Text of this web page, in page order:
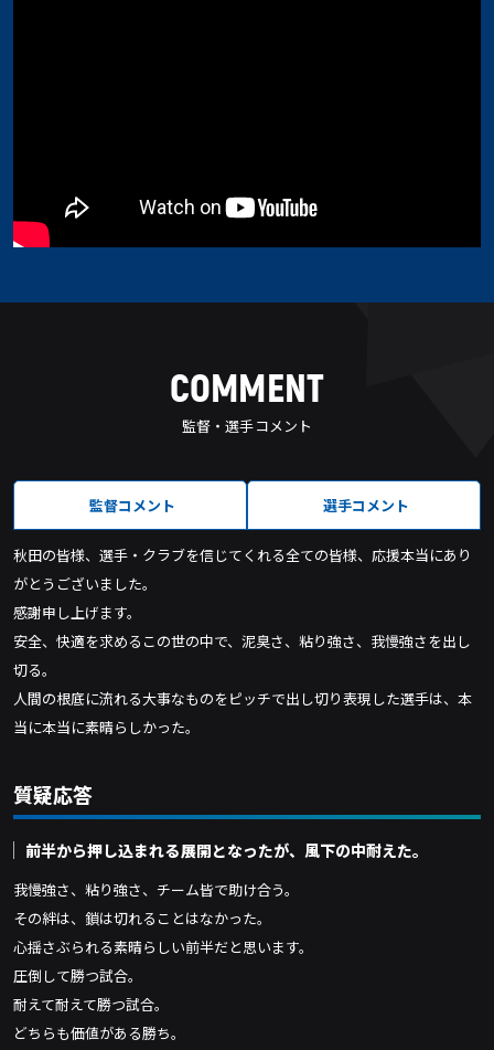
COMMENT
監督・選手コメント
監督コメント 選手コメント
秋田の皆様、選手・クラブを信じてくれる全ての皆様、応援本当にあり
がとうございました。
感謝申し上げます。
安全、快適を求めるこの世の中で、泥臭さ、粘り強さ、我慢強さを出し
切る。
人間の根底に流れる大事なものをピッチで出し切り表現した選手は、本
当に本当に素晴らしかった。
質疑応答
前半から押し込まれる展開となったが、風下の中耐えた。
我慢強さ、粘り強さ、チーム皆で助け合う。
その絆は、鎖は切れることはなかった。
心揺さぶられる素晴らしい前半だと思います。
圧倒して勝つ試合。
耐えて耐えて勝つ試合。
どちらも価値がある勝ち。